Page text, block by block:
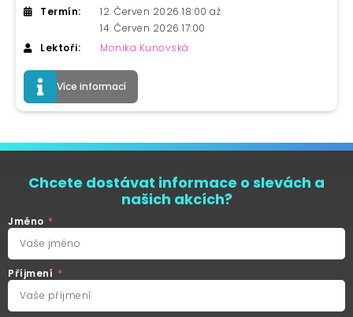
Termín:
12. Červen 2026 18:00 až
14. Červen 2026 17:00
Lektoři:
Monika Kunovská
Více informací
Chcete dostávat informace o slevách a
našich akcích?
Jméno
Příjmení